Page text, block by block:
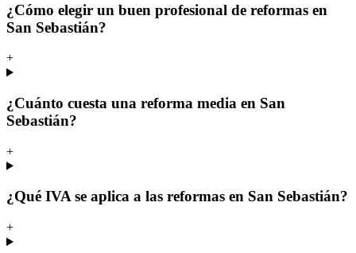
¿Cómo elegir un buen profesional de reformas en
San Sebastián?
+
¿Cuánto cuesta una reforma media en San
Sebastián?
+
¿Qué IVA se aplica a las reformas en San Sebastián?
+